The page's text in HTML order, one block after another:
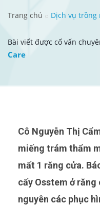
Trang chủ Dịch vụ trồng
Bài viết được cố vấn
Care
Cô Nguyễn Thị Cẩm Tú, 46 tuổi, đang có nhiều
miếng trám thẩm
mất 1 răng cửa.
cấy Osstem ở
nguyên các phục